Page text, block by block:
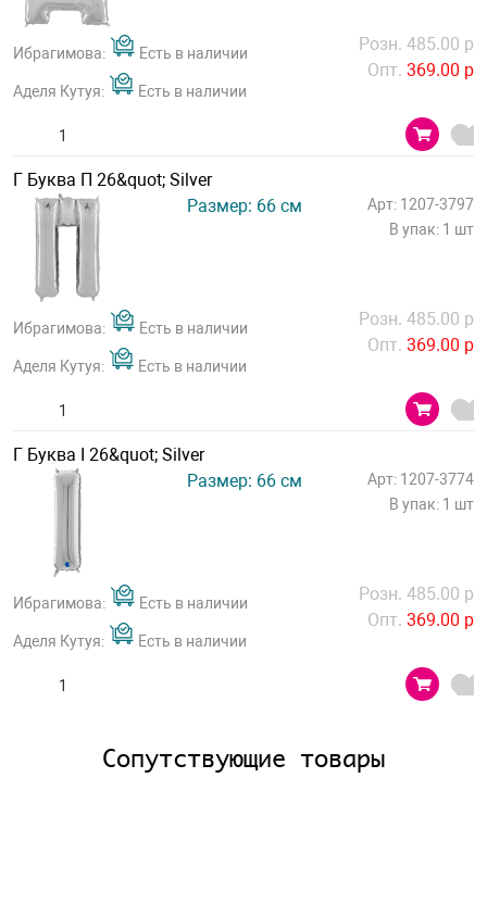
Ибрагимова: Есть в наличии
Аделя Кутуя: Есть в наличии
Розн. 485.00 р
Опт. 369.00 р
Г Буква П 26&quot; Silver
Размер: 66 см
Арт: 1207-3797
В упак: 1 шт
Ибрагимова: Есть в наличии
Аделя Кутуя: Есть в наличии
Розн. 485.00 р
Опт. 369.00 р
Г Буква I 26&quot; Silver
Размер: 66 см
Арт: 1207-3774
В упак: 1 шт
Ибрагимова: Есть в наличии
Аделя Кутуя: Есть в наличии
Розн. 485.00 р
Опт. 369.00 р
Сопутствующие товары